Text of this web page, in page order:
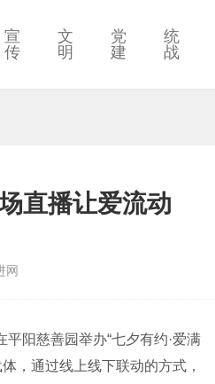
宣
传
文
明
党
建
统
战
直播让爱流动
网
阳慈善园举办“七夕有约·爱满
，通过线上线下联动的方式，